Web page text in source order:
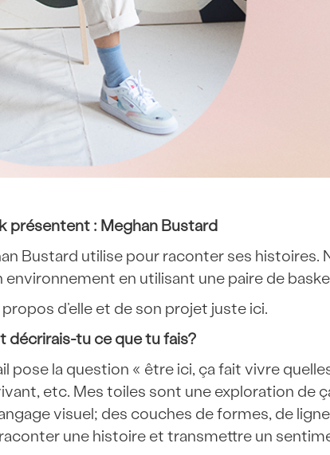
présentent : Meghan Bustard
Bustard utilise pour raconter ses histoires.
en utilisant une paire de
d’elle et de son projet juste ici.
décrirais-tu ce que tu fais?
pose la question « être ici, ça fait vivre
etc. Mes toiles sont une exploration de
visuel; des couches de formes, de
une histoire et transmettre un